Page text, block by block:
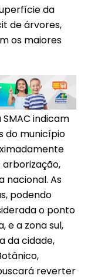
da
de árvores,
os maiores
indicam
do município
arborização,
nacional. As
podendo
o ponto
e a zona sul,
da cidade,
reverter